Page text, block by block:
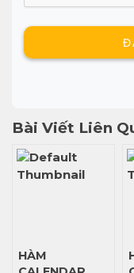
Bài Viết Liên
HÀM